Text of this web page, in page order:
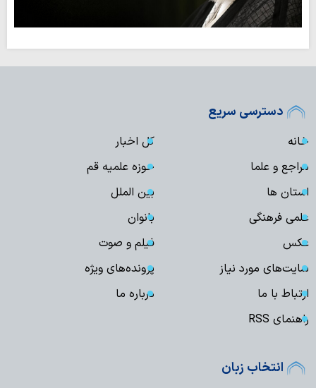
دسترسی سریع
خانه
کل اخبار
مراجع و علما
حوزه علمیه قم
استان ها
بین الملل
علمی فرهنگی
بانوان
عکس
فیلم و صوت
سایت‌های مورد نیاز
پرونده‌های ویژه
ارتباط با ما
درباره ما
راهنمای RSS
انتخاب زبان